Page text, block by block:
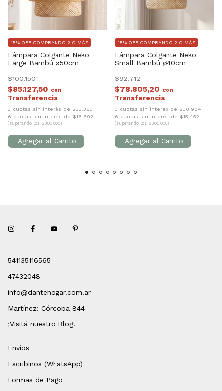
Lámpara Colgante Neko
Large Bambú ø50cm
$100.150
15% OFF COMPRANDO 2 O MÁS
$85.127,50 con
3 cuotas sin interés de $33.383
6 cuotas sin interés de $16.692
(superando los $300.000)
Lámpara Colgante Neko
Small Bambú ø40cm
$92.712
15% OFF COMPRANDO 2 O MÁS
$78.805,20 con
3 cuotas sin interés de $30.904
6 cuotas sin interés de $15.452
(superando los $300.000)
541135116565
47432048
info@dantehogar.com.ar
Martínez: Córdoba 844
¡Visitá nuestro Blog!
Envíos
Escribinos (WhatsApp)
Formas de Pago